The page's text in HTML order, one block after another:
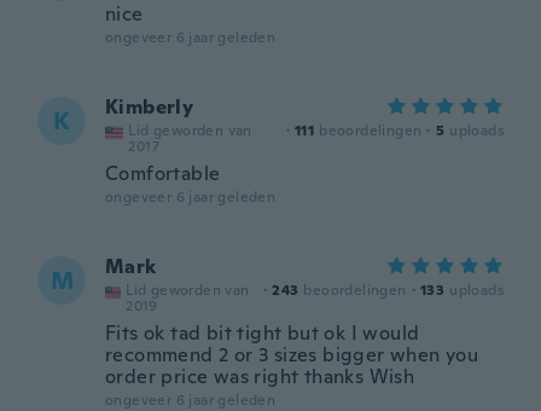
nice
ongeveer 6 jaar geleden
K Kimberly
Lid geworden van
2017
· 111 beoordelingen · 5 uploads
Comfortable
ongeveer 6 jaar geleden
M Mark
Lid geworden van
2019
· 243 beoordelingen · 133 uploads
Fits ok tad bit tight but ok I would
recommend 2 or 3 sizes bigger when you
order price was right thanks Wish
ongeveer 6 jaar geleden